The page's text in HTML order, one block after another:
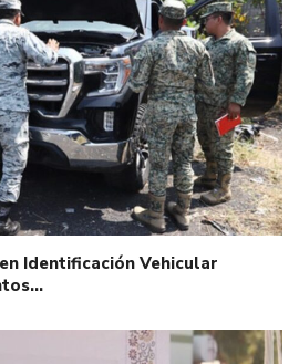
Identificación Vehicular